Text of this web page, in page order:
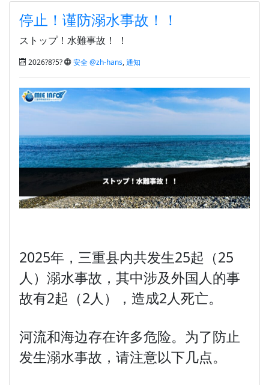
停止！谨防溺水事故！！
ストップ！水難事故！ ！
2026?8?5? 安全 @zh-hans,通知
2025年，三重县内共发生25起（25
人）溺水事故，其中涉及外国人的事
故有2起（2人），造成2人死亡。
河流和海边存在许多危险。为了防止
发生溺水事故，请注意以下几点。